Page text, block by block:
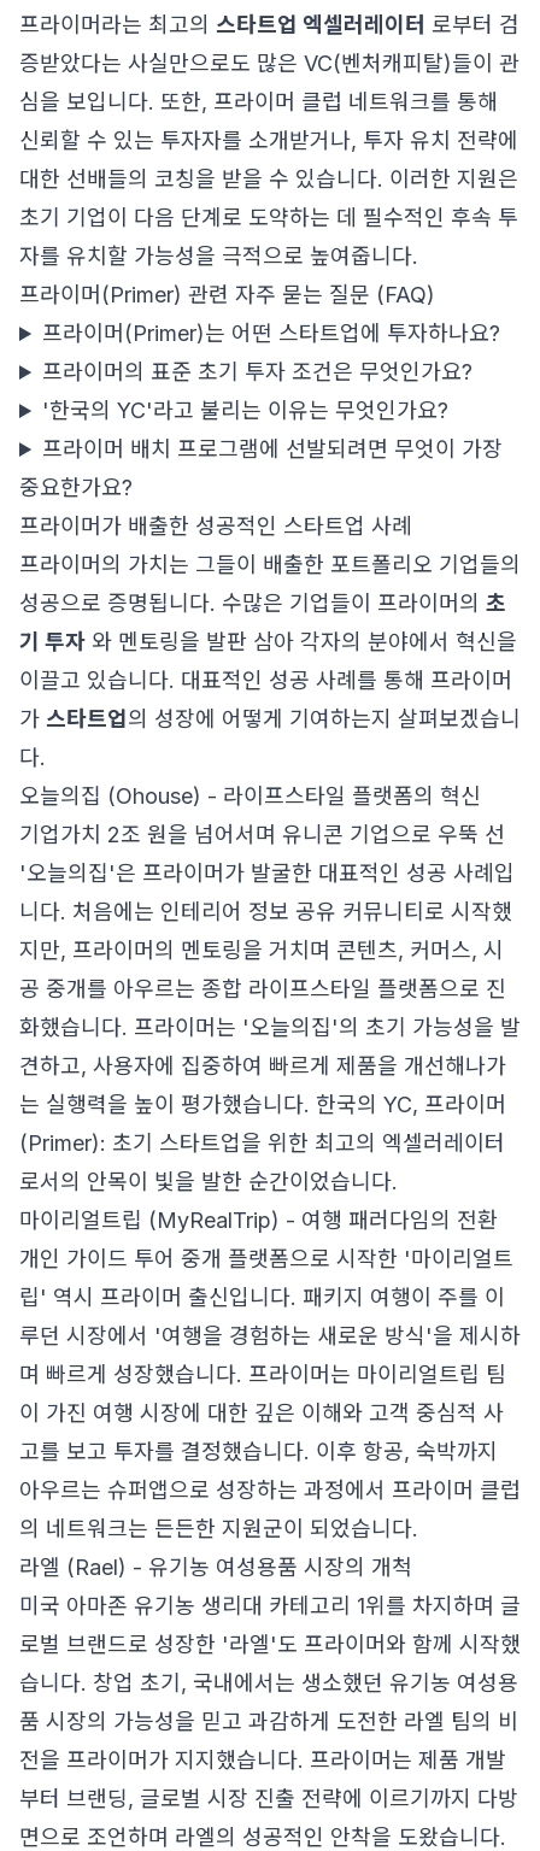
프라이머라는 최고의 스타트업 엑셀러레이터 로부터 검
증받았다는 사실만으로도 많은 VC(벤처캐피탈)들이 관
심을 보입니다. 또한, 프라이머 클럽 네트워크를 통해
신뢰할 수 있는 투자자를 소개받거나, 투자 유치 전략에
대한 선배들의 코칭을 받을 수 있습니다. 이러한 지원은
초기 기업이 다음 단계로 도약하는 데 필수적인 후속 투
자를 유치할 가능성을 극적으로 높여줍니다.
프라이머(Primer) 관련 자주 묻는 질문 (FAQ)
프라이머(Primer)는 어떤 스타트업에 투자하나요?
프라이머의 표준 초기 투자 조건은 무엇인가요?
'한국의 YC'라고 불리는 이유는 무엇인가요?
프라이머 배치 프로그램에 선발되려면 무엇이 가장
중요한가요?
프라이머가 배출한 성공적인 스타트업 사례
프라이머의 가치는 그들이 배출한 포트폴리오 기업들의
성공으로 증명됩니다. 수많은 기업들이 프라이머의 초
기 투자 와 멘토링을 발판 삼아 각자의 분야에서 혁신을
이끌고 있습니다. 대표적인 성공 사례를 통해 프라이머
가 스타트업 의 성장에 어떻게 기여하는지 살펴보겠습니
다.
오늘의집 (Ohouse) - 라이프스타일 플랫폼의 혁신
기업가치 2조 원을 넘어서며 유니콘 기업으로 우뚝 선
'오늘의집'은 프라이머가 발굴한 대표적인 성공 사례입
니다. 처음에는 인테리어 정보 공유 커뮤니티로 시작했
지만, 프라이머의 멘토링을 거치며 콘텐츠, 커머스, 시
공 중개를 아우르는 종합 라이프스타일 플랫폼으로 진
화했습니다. 프라이머는 '오늘의집'의 초기 가능성을 발
견하고, 사용자에 집중하여 빠르게 제품을 개선해나가
는 실행력을 높이 평가했습니다. 한국의 YC, 프라이머
(Primer): 초기 스타트업을 위한 최고의 엑셀러레이터
로서의 안목이 빛을 발한 순간이었습니다.
마이리얼트립 (MyRealTrip) - 여행 패러다임의 전환
개인 가이드 투어 중개 플랫폼으로 시작한 '마이리얼트
립' 역시 프라이머 출신입니다. 패키지 여행이 주를 이
루던 시장에서 '여행을 경험하는 새로운 방식'을 제시하
며 빠르게 성장했습니다. 프라이머는 마이리얼트립 팀
이 가진 여행 시장에 대한 깊은 이해와 고객 중심적 사
고를 보고 투자를 결정했습니다. 이후 항공, 숙박까지
아우르는 슈퍼앱으로 성장하는 과정에서 프라이머 클럽
의 네트워크는 든든한 지원군이 되었습니다.
라엘 (Rael) - 유기농 여성용품 시장의 개척
미국 아마존 유기농 생리대 카테고리 1위를 차지하며 글
로벌 브랜드로 성장한 '라엘'도 프라이머와 함께 시작했
습니다. 창업 초기, 국내에서는 생소했던 유기농 여성용
품 시장의 가능성을 믿고 과감하게 도전한 라엘 팀의 비
전을 프라이머가 지지했습니다. 프라이머는 제품 개발
부터 브랜딩, 글로벌 시장 진출 전략에 이르기까지 다방
면으로 조언하며 라엘의 성공적인 안착을 도왔습니다.